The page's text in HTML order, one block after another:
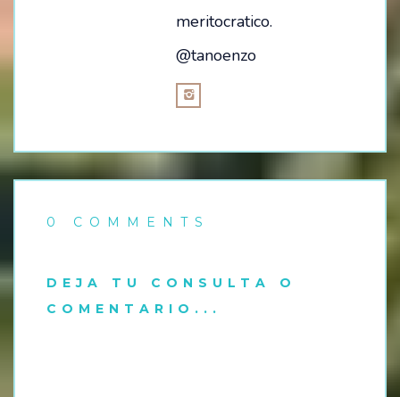
meritocratico.
@tanoenzo
0 COMMENTS
DEJA TU CONSULTA O
COMENTARIO...